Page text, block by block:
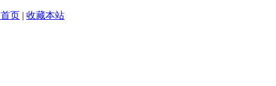
页 | 收藏本站